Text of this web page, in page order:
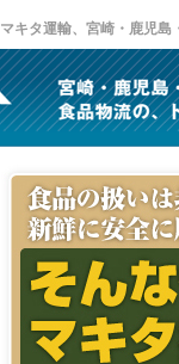
キタ運輸、宮崎・鹿児島